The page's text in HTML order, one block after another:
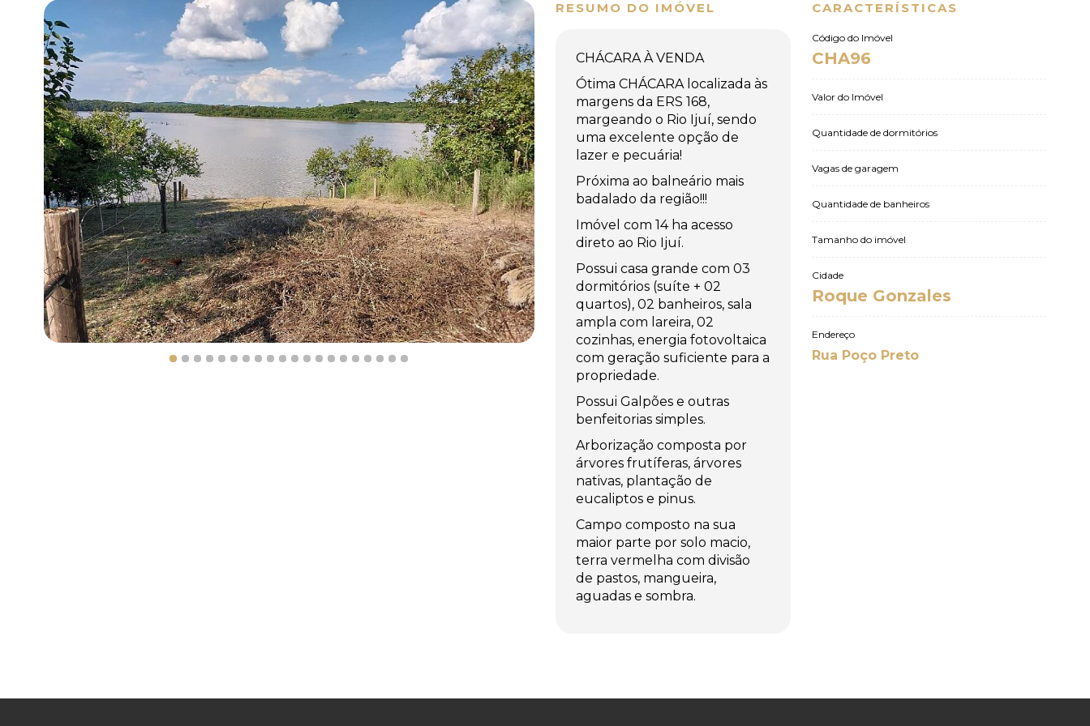
RESUMO DO IMÓVEL
CHÁCARA À VENDA
Ótima CHÁCARA localizada às
margens da ERS 168,
margeando o Rio Ijuí, sendo
uma excelente opção de
lazer e pecuária!
Próxima ao balneário mais
badalado da região!!!
Imóvel com 14 ha acesso
direto ao Rio Ijuí.
Possui casa grande com 03
dormitórios (suíte + 02
quartos), 02 banheiros, sala
ampla com lareira, 02
cozinhas, energia fotovoltaica
com geração suficiente para a
propriedade.
Possui Galpões e outras
benfeitorias simples.
Arborização composta por
árvores frutíferas, árvores
nativas, plantação de
eucaliptos e pinus.
Campo composto na sua
maior parte por solo macio,
terra vermelha com divisão
de pastos, mangueira,
aguadas e sombra.
CARACTERÍSTICAS
Código do Imóvel
CHA96
Valor do Imóvel
Quantidade de dormitórios
Vagas de garagem
Quantidade de banheiros
Tamanho do imóvel
Cidade
Roque Gonzales
Endereço
Rua Poço Preto